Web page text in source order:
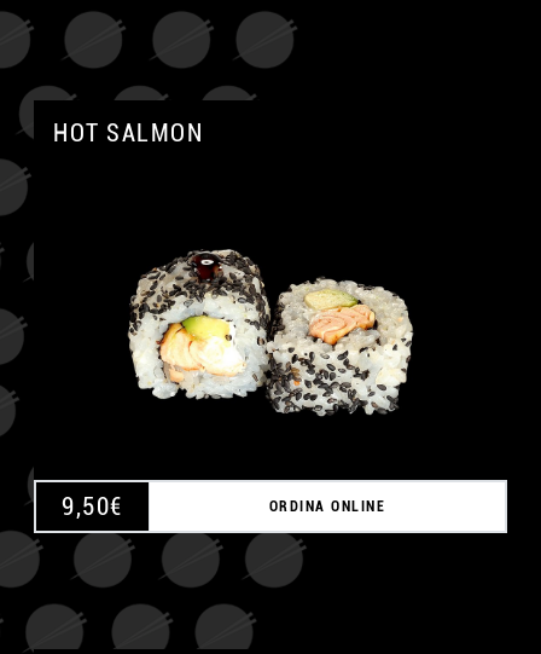
HOT SALMON
9,50€ ORDINA ONLINE